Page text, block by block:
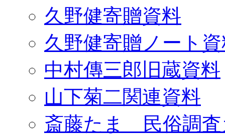
久野健寄贈資料
久野健寄贈ノート
中村傳三郎旧蔵資料
山下菊二関連資料
斎藤たま 民俗調査